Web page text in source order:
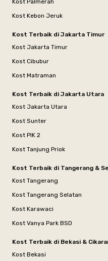
Kost Palmerah
Kost Kebon Jeruk
Kost Terbaik di Jakarta Timur
Kost Jakarta Timur
Kost Cibubur
Kost Matraman
Kost Terbaik di Jakarta Utara
Kost Jakarta Utara
Kost Sunter
Kost PIK 2
Kost Tanjung Priok
Kost Terbaik di Tangerang &
Kost Tangerang
Kost Tangerang Selatan
Kost Karawaci
Kost Vanya Park BSD
Kost Terbaik di Bekasi &
Kost Bekasi